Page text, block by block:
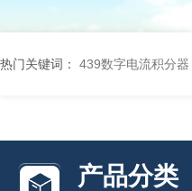
热门关键词： 439数字电流积分器
产品分类